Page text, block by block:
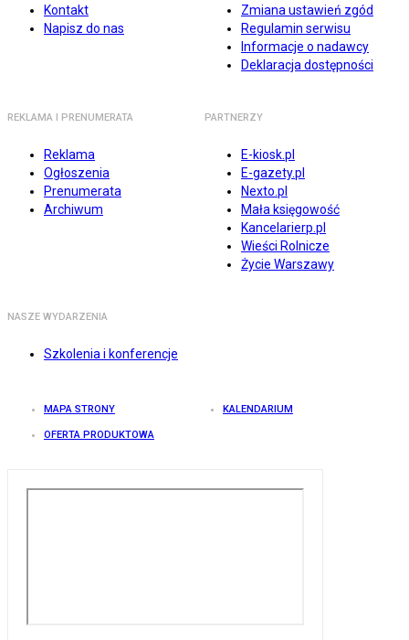
Kontakt
Napisz do nas
Zmiana ustawień zgód
Regulamin serwisu
Informacje o nadawcy
Deklaracja dostępności
REKLAMA I PRENUMERATA
Reklama
Ogłoszenia
Prenumerata
Archiwum
PARTNERZY
E-kiosk.pl
E-gazety.pl
Nexto.pl
Mała księgowość
Kancelarierp.pl
Wieści Rolnicze
Życie Warszawy
NASZE WYDARZENIA
Szkolenia i konferencje
MAPA STRONY KALENDARIUM
OFERTA PRODUKTOWA